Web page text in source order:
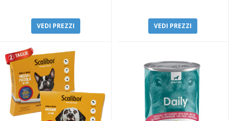
VEDI PREZZI VEDI PREZZI